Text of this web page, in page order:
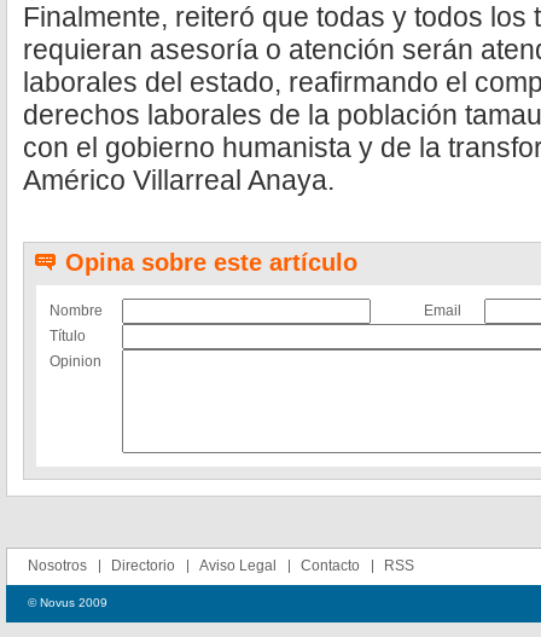
Finalmente, reiteró que todas y todos los
requieran asesoría o atención serán
laborales del estado, reafirmando el
derechos laborales de la población
con el gobierno humanista y de la
Américo Villarreal Anaya.
Opina sobre este artículo
Nombre
Email
Título
Opinion
Nosotros Directorio Aviso Legal Contacto RSS
© Novus 2009